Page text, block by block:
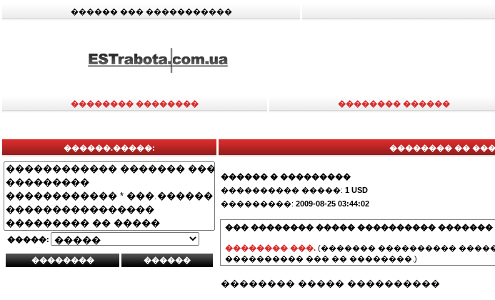
������ ��� �����������
�������� �������� �������� ������
������.�����:
�����:
�������� ��
������ � ���������
���������� �����: 1 USD
���������: 2009-08-25 03:44:02
��� �������� ����� ���������� �������
�������� ���. (������� ����������
���������� ��� �� ��������.)
�������� ����� ����������